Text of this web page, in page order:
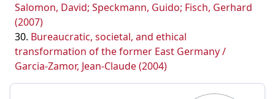
Salomon, David; Speckmann, Guido; Fisch, Gerhard
(2007)
Bureaucratic, societal, and ethical
transformation of the former East Germany /
Garcia-Zamor, Jean-Claude (2004)